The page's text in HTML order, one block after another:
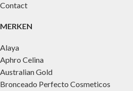
Contact
MERKEN
Alaya
Aphro Celina
Australian Gold
Bronceado Perfecto Cosmeticos